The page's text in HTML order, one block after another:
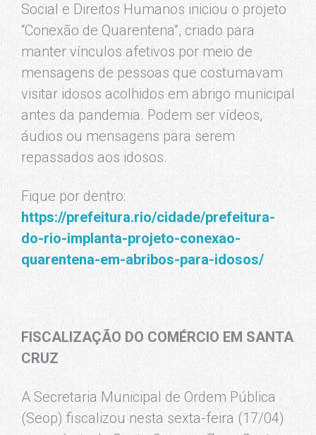
Social e Direitos Humanos iniciou o projeto
“Conexão de Quarentena”, criado para
manter vínculos afetivos por meio de
mensagens de pessoas que costumavam
visitar idosos acolhidos em abrigo municipal
antes da pandemia. Podem ser vídeos,
áudios ou mensagens para serem
repassados aos idosos.
Fique por dentro:
https://prefeitura.rio/cidade/prefeitura-
do-rio-implanta-projeto-conexao-
quarentena-em-abribos-para-idosos/
FISCALIZAÇÃO DO COMÉRCIO EM SANTA
CRUZ
A Secretaria Municipal de Ordem Pública
(Seop) fiscalizou nesta sexta-feira (17/04)